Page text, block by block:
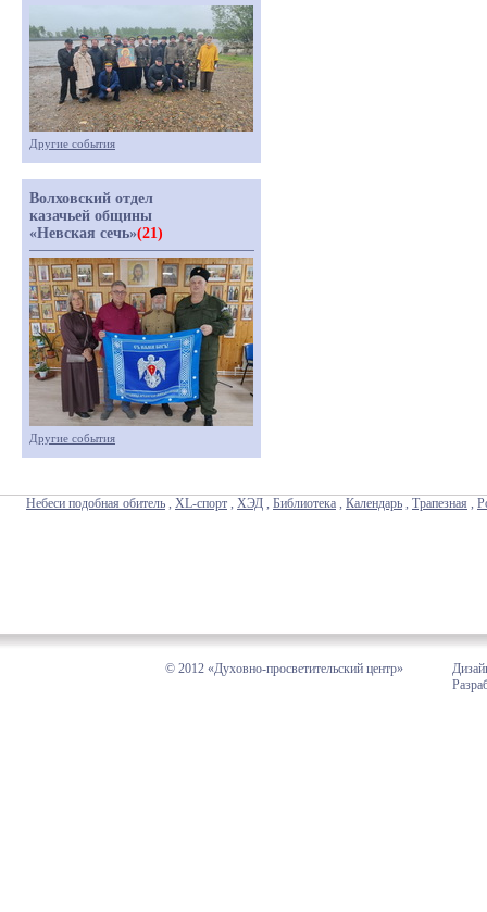
Другие события
Волховский отдел
казачьей общины
«Невская сечь»(21)
Другие события
Небеси подобная обитель , XL-спорт , ХЭД , Библиотека , Календарь , Трапезная ,
© 2012 «Духовно-просветительский центр»